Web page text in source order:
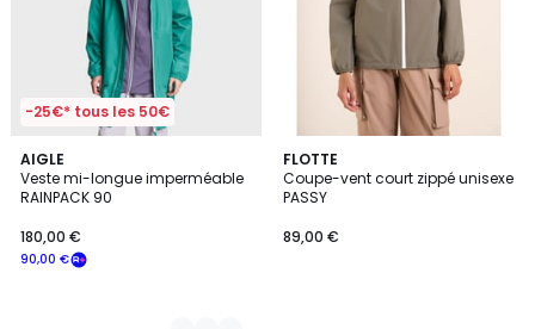
-25€* tous les 50€
AIGLE
Veste mi-longue imperméable
RAINPACK 90
90,00 €
180,00 €
2
Couleurs
FLOTTE
Coupe-vent court zippé unisexe
PASSY
89,00 €